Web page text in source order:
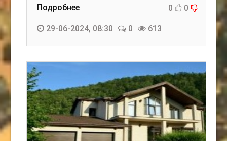
Подробнее 0 0
29-06-2024, 08:30 0 613